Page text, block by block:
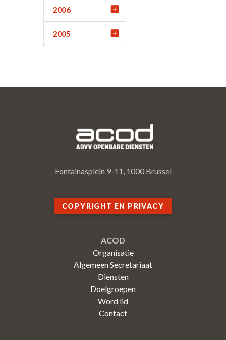
2006
2005
Fontainasplein 9-11, 1000 Brussel
COPYRIGHT EN PRIVACY
ACOD
Organisatie
Algemeen Secretariaat
Diensten
Doelgroepen
Word lid
Contact